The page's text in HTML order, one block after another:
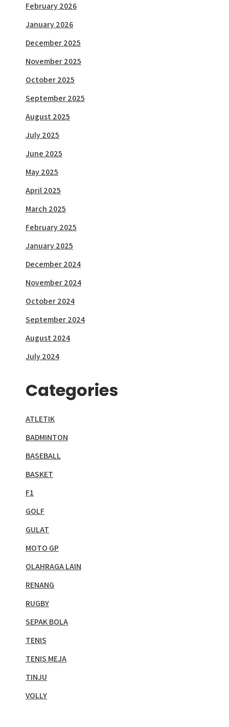
February 2026
January 2026
December 2025
November 2025
October 2025
September 2025
August 2025
July 2025
June 2025
May 2025
April 2025
March 2025
February 2025
January 2025
December 2024
November 2024
October 2024
September 2024
August 2024
July 2024
Categories
ATLETIK
BADMINTON
BASEBALL
BASKET
F1
GOLF
GULAT
MOTO GP
OLAHRAGA LAIN
RENANG
RUGBY
SEPAK BOLA
TENIS
TENIS MEJA
TINJU
VOLLY